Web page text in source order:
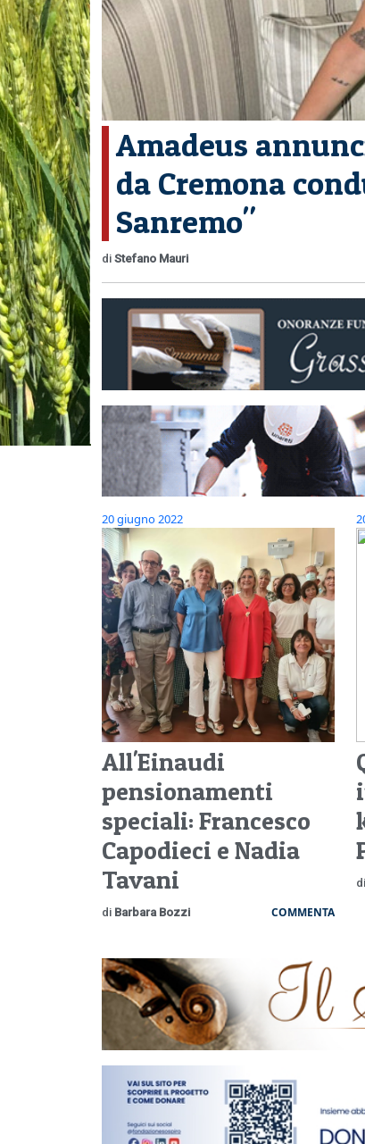
Amadeus
da Cremona
Sanremo"
di Stefano Mauri
20 giugno 2022
All'Einaudi
pensionamenti
speciali: Francesco
Capodieci e Nadia
Tavani
di Barbara Bozzi COMMENTA
di